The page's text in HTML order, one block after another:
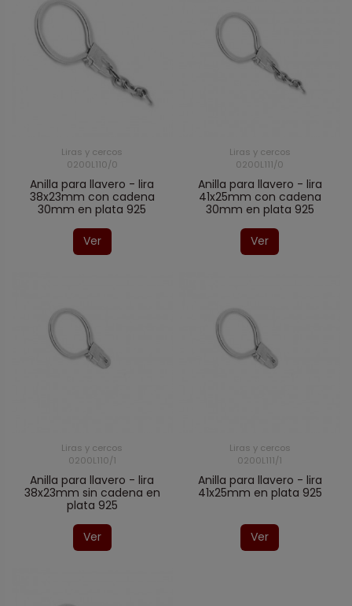
Liras y cercos
0200L110/0
Anilla para llavero - lira
38x23mm con cadena
30mm en plata 925
Ver
Liras y cercos
0200L111/0
Anilla para llavero - lira
41x25mm con cadena
30mm en plata 925
Ver
Liras y cercos
0200L110/1
Anilla para llavero - lira
38x23mm sin cadena en
plata 925
Ver
Liras y cercos
0200L111/1
Anilla para llavero - lira
41x25mm en plata 925
Ver